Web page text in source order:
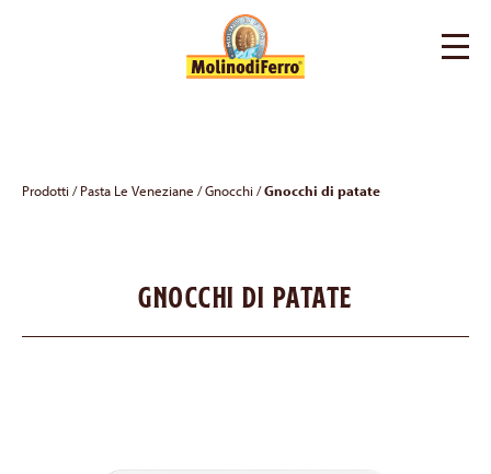
Prodotti /Pasta Le Veneziane /Gnocchi /Gnocchi di patate
Gnocchi di patate